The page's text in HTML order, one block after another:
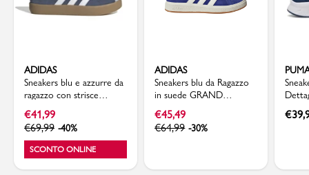
ADIDAS
Sneakers blu e azzurre da
ragazzo con strisce
bianche adidas VL Court
3.0 K
€41,99
€69,99 -40%
SCONTO ONLINE
ADIDAS
Sneakers blu da Ragazzo
in suede GRAND
COURT 00s adidas
€45,49
€64,99 -30%
Day
€